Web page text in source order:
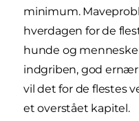
minimum.
hverdagen for de
hunde og
indgriben, god
vil det for de flestes
et overstået kapitel.